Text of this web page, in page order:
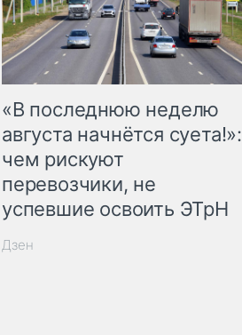
«В последнюю неделю
августа начнётся суета!»:
чем рискуют
перевозчики, не
успевшие освоить ЭТрН
Дзен